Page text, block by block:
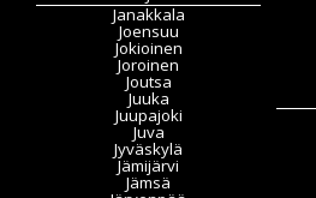
Janakkala
Joensuu
Jokioinen
Joroinen
Joutsa
Juuka
Juupajoki
Juva
Jyväskylä
Jämijärvi
Jämsä